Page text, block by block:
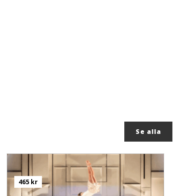
Se alla
465 kr